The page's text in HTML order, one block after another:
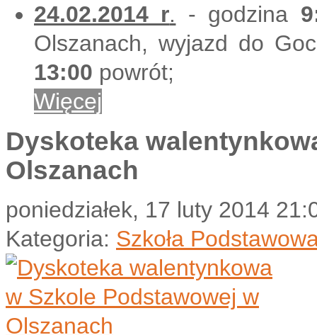
24.02.2014 r. - godzina
Olszanach, wyjazd do
13:00 powrót;
Więcej
Dyskoteka
Olszanach
poniedziałek, 17 luty 2014
Kategoria: Szkoła